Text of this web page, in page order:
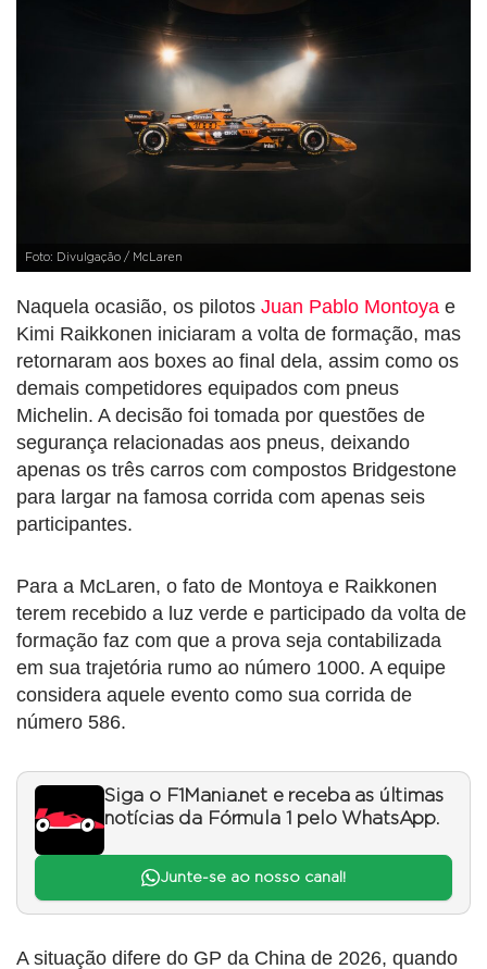
Foto: Divulgação / McLaren
Naquela ocasião, os pilotos Juan Pablo Montoya e
Kimi Raikkonen iniciaram a volta de formação, mas
retornaram aos boxes ao final dela, assim como os
demais competidores equipados com pneus
Michelin. A decisão foi tomada por questões de
segurança relacionadas aos pneus, deixando
apenas os três carros com compostos Bridgestone
para largar na famosa corrida com apenas seis
participantes.
Para a McLaren, o fato de Montoya e Raikkonen
terem recebido a luz verde e participado da volta de
formação faz com que a prova seja contabilizada
em sua trajetória rumo ao número 1000. A equipe
considera aquele evento como sua corrida de
número 586.
Siga o F1Mania.net e receba as últimas
notícias da Fórmula 1 pelo WhatsApp.
Junte-se ao nosso canal!
A situação difere do GP da China de 2026, quando